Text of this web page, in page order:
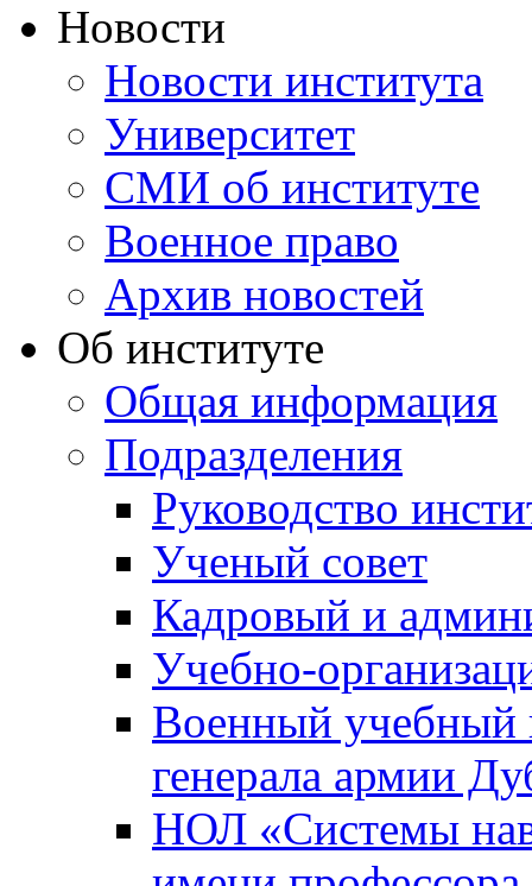
Новости
Новости института
Университет
СМИ об институте
Военное право
Архив новостей
Об институте
Общая информация
Подразделения
Руководство
Ученый совет
Кадровый и
Учебно-
Военный учебный
генерала армии
НОЛ «Системы